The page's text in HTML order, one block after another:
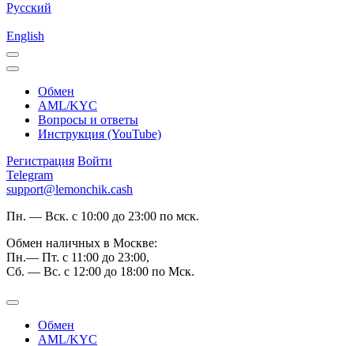
Русский
English
Обмен
AML/KYC
Вопросы и ответы
Инструкция (YouTube)
Регистрация Войти
Telegram
support@lemonchik.cash
Пн. — Вск. с 10:00 до 23:00 по мск.
Обмен наличных в Москве:
Пн.— Пт. с 11:00 до 23:00,
Сб. — Вс. с 12:00 до 18:00 по Мск.
Обмен
AML/KYC